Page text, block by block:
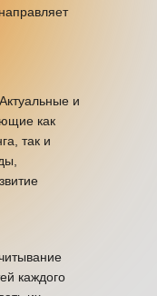
и
как
так и
каждого